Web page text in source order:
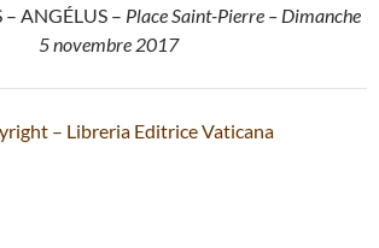
– ANGÉLUS – Place Saint-Pierre – Dimanche
5 novembre 2017
– Libreria Editrice Vaticana